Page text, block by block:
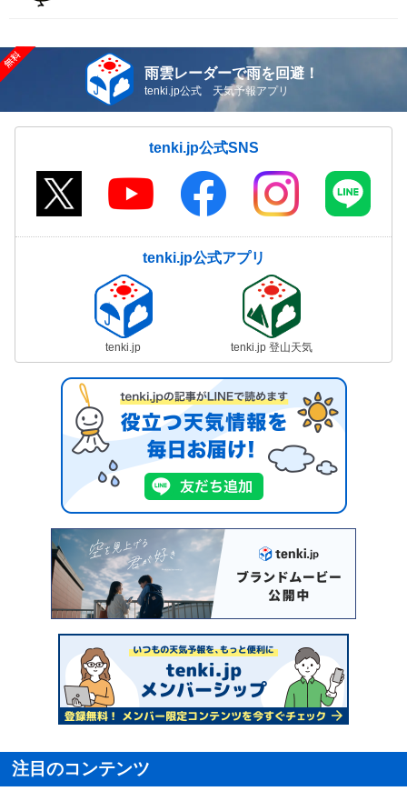
雨雲レーダーで雨を回避！
tenki.jp公式 天気予報アプリ
tenki.jp公式SNS
tenki.jp公式アプリ
tenki.jp tenki.jp 登山天気
注目のコンテンツ